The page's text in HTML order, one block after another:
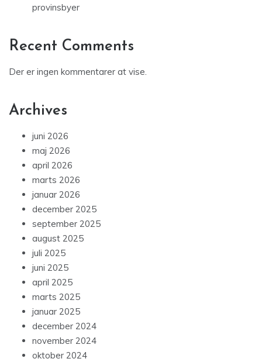
provinsbyer
Recent Comments
Der er ingen kommentarer at vise.
Archives
juni 2026
maj 2026
april 2026
marts 2026
januar 2026
december 2025
september 2025
august 2025
juli 2025
juni 2025
april 2025
marts 2025
januar 2025
december 2024
november 2024
oktober 2024